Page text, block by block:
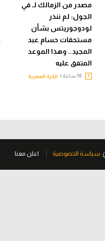
مصدر من الزمالك لـ في
الجول: لم ننذر
لودوجوريتس بشأن
مستحقات حسام عبد
المجيد.. وهذا الموعد
المتفق عليه
الكرة المصرية
سياسة الخصوصية اعلن معنا